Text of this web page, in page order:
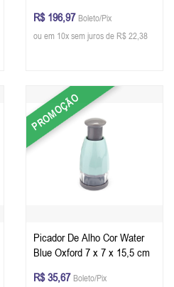
45,7 x 20,3 x 1,9 cm
R$ 196,97 Boleto/Pix
ou em 10x sem juros de R$ 22,38
PROMOÇÃO
Picador De Alho Cor Water
Blue Oxford 7 x 7 x 15,5 cm
R$ 35,67 Boleto/Pix